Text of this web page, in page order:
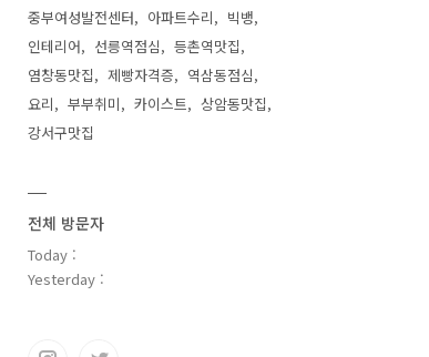
중부여성발전센터
아파트수리
빅뱅
인테리어
선릉역점심
등촌역맛집
염창동맛집
제빵자격증
역삼동점심
요리
부부취미 카이스트
상암동맛집
강서구맛집
전체 방문자
Today :
Yesterday :